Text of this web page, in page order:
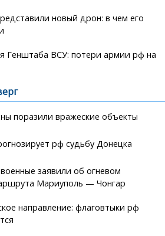
новый дрон: в чем его
Генштаба ВСУ: потери армии рф на
поразили вражеские объекты
рф судьбу Донецка
заявили об огневом
Мариуполь — Чонгар
направление: флаговтыки рф